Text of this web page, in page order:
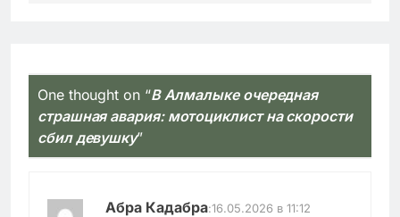
One thought on “В Алмалыке очередная
страшная авария: мотоциклист на скорости
сбил девушку”
Абра Кадабра:16.05.2026 в 11:12